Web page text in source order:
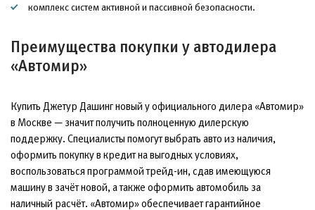
комплекс систем активной и пассивной безопасности.
Преимущества покупки у автодилера
«Автомир»
Купить Джетур Дашинг новый у официального дилера «Автомир»
в Москве — значит получить полноценную дилерскую
поддержку. Специалисты помогут выбрать авто из наличия,
оформить покупку в кредит на выгодных условиях,
воспользоваться программой трейд-ин, сдав имеющуюся
машину в зачёт новой, а также оформить автомобиль за
наличный расчёт. «Автомир» обеспечивает гарантийное